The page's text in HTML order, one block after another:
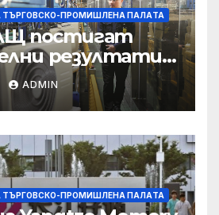
ТЪРГОВСКО-ПРОМИШЛЕНА ПАЛAТА
постигат
резултати в
и
консултации:
ADMIN
ТЪРГОВСКО-ПРОМИШЛЕНА ПАЛAТА